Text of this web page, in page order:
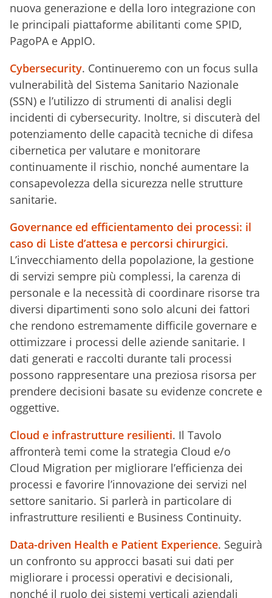
nuova generazione e della loro integrazione con
le principali piattaforme abilitanti come SPID,
PagoPA e AppIO.
Cybersecurity. Continueremo con un focus sulla
vulnerabilità del Sistema Sanitario Nazionale
(SSN) e l’utilizzo di strumenti di analisi degli
incidenti di cybersecurity. Inoltre, si discuterà del
potenziamento delle capacità tecniche di difesa
cibernetica per valutare e monitorare
continuamente il rischio, nonché aumentare la
consapevolezza della sicurezza nelle strutture
sanitarie.
Governance ed efficientamento dei processi: il
caso di Liste d’attesa e percorsi chirurgici.
L’invecchiamento della popolazione, la gestione
di servizi sempre più complessi, la carenza di
personale e la necessità di coordinare risorse tra
diversi dipartimenti sono solo alcuni dei fattori
che rendono estremamente difficile governare e
ottimizzare i processi delle aziende sanitarie. I
dati generati e raccolti durante tali processi
possono rappresentare una preziosa risorsa per
prendere decisioni basate su evidenze concrete e
oggettive.
Cloud e infrastrutture resilienti. Il Tavolo
affronterà temi come la strategia Cloud e/o
Cloud Migration per migliorare l’efficienza dei
processi e favorire l’innovazione dei servizi nel
settore sanitario. Si parlerà in particolare di
infrastrutture resilienti e Business Continuity.
Data-driven Health e Patient Experience. Seguirà
un confronto su approcci basati sui dati per
migliorare i processi operativi e decisionali,
nonché il ruolo dei sistemi verticali aziendali